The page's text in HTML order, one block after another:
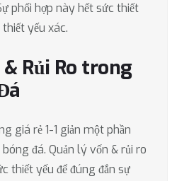
phối hợp này hết sức thiết
yếu xác.
Rủi Ro trong
giá rẻ 1-1 giản một phần
đá. Quản lý vốn & rủi ro
thiết yếu để đúng đắn sự